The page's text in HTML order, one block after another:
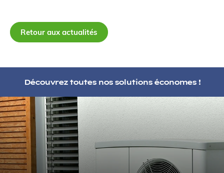
Retour aux actualités
Découvrez toutes nos solutions économes !